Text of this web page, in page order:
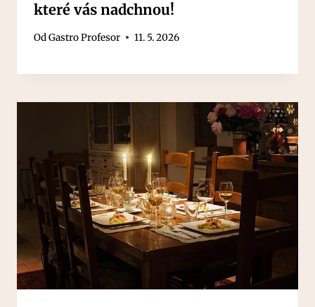
které vás nadchnou!
OdGastro Profesor 11. 5. 2026